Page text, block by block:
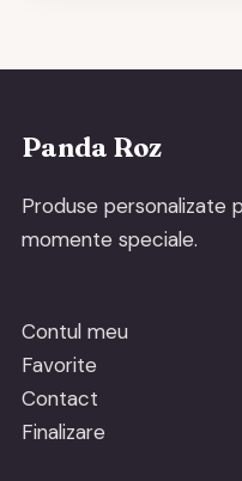
Panda Roz
Produse personalizate
momente speciale.
Contul meu
Favorite
Contact
Finalizare